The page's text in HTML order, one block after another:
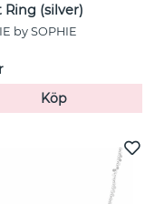
Ring (silver)
by SOPHIE
Köp